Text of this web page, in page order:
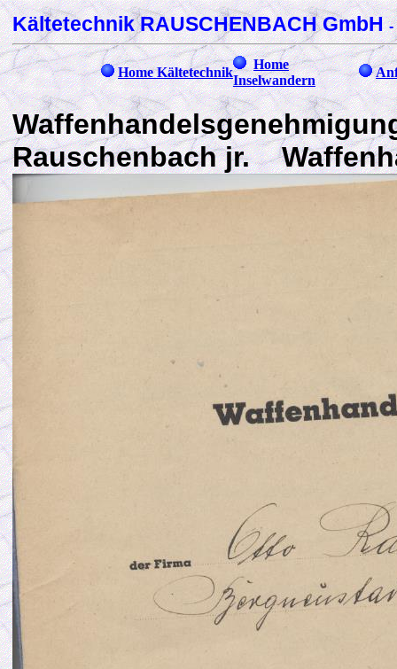
Kältetechnik RAUSCHENBACH GmbH-
Home Kältetechnik
Home
Inselwandern
Rauschenbach jr.